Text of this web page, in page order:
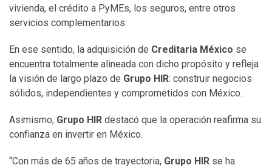
vivienda, el crédito a PyMEs, los seguros, entre otros
servicios complementarios.
En ese sentido, la adquisición de Creditaria México se
encuentra totalmente alineada con dicho propósito y refleja
la visión de largo plazo de Grupo HIR: construir negocios
sólidos, independientes y comprometidos con México.
Asimismo, Grupo HIR destacó que la operación reafirma su
confianza en invertir en México.
“Con más de 65 años de trayectoria, Grupo HIR se ha